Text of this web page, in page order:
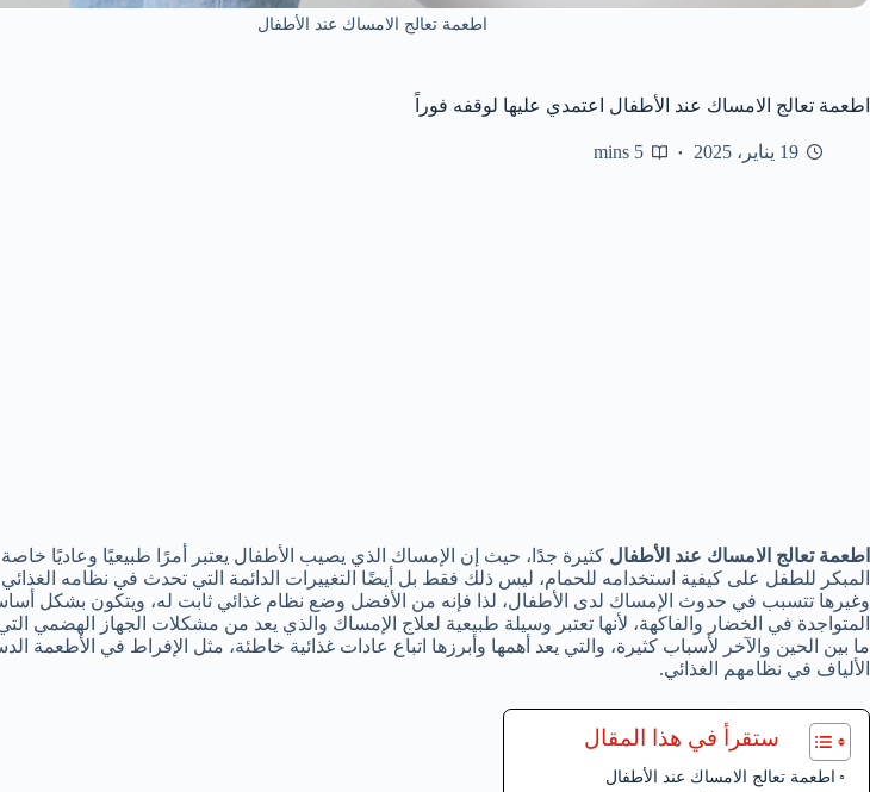
اطعمة تعالج الامساك عند الأطفال
اطعمة تعالج الامساك عند الأطفال اعتمدي عليها لوقفه فوراً
19 يناير، 2025 5 mins
اطعمة تعالج الامساك عند الأطفال كثيرة جدًا، حيث إن الإمساك الذي يصيب الأطفال يعتبر أمرًا طبيعيًا وعاديًا
المبكر للطفل على كيفية استخدامه للحمام، ليس ذلك فقط بل أيضًا التغييرات الدائمة التي تحدث في نظامه
وغيرها تتسبب في حدوث الإمساك لدى الأطفال، لذا فإنه من الأفضل وضع نظام غذائي ثابت له، ويتكون بشكل
المتواجدة في الخضار والفاكهة، لأنها تعتبر وسيلة طبيعية لعلاج الإمساك والذي يعد من مشكلات الجهاز الهضمي
ما بين الحين والآخر لأسباب كثيرة، والتي يعد أهمها وأبرزها اتباع عادات غذائية خاطئة، مثل الإفراط في الأطعمة
الألياف في نظامهم الغذائي.
ستقرأ في هذا المقال
اطعمة تعالج الامساك عند الأطفال